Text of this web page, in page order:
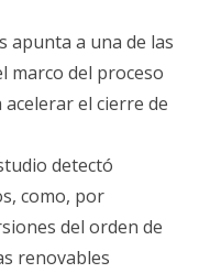
apunta a una de las
marco del proceso
el cierre de
detectó
como, por
del orden de
renovables